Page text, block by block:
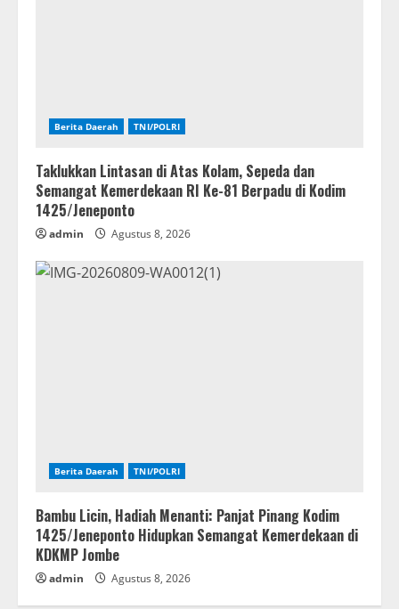
Berita Daerah TNI/POLRI
Taklukkan Lintasan di Atas Kolam, Sepeda dan
Semangat Kemerdekaan RI Ke-81 Berpadu di Kodim
1425/Jeneponto
admin Agustus 8, 2026
Berita Daerah TNI/POLRI
Bambu Licin, Hadiah Menanti: Panjat Pinang Kodim
1425/Jeneponto Hidupkan Semangat Kemerdekaan di
KDKMP Jombe
admin Agustus 8, 2026